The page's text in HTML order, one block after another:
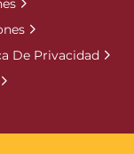
De Privacidad